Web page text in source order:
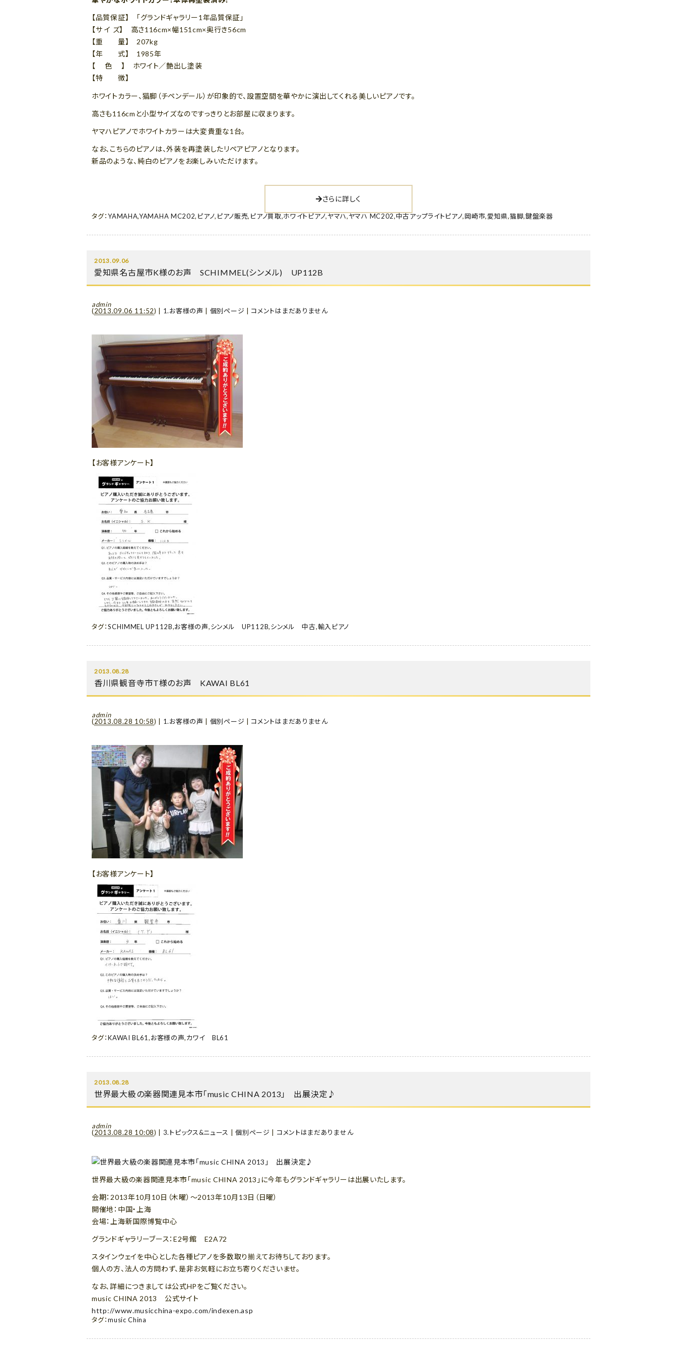
【品質保証】 「グランドギャラリー1年品質保証」
【サ イ ズ】 高さ116cm×幅151cm×奥行き56cm
【重 量】 207kg
【年 式】 1985年
【 色 】 ホワイト／艶出し塗装
【特 徴】
ホワイトカラー、猫脚（チペンデール）が印象的で、設置空間を華やかに演出してくれる美しいピアノです。
高さも116cmと小型サイズなのですっきりとお部屋に収まります。
ヤマハピアノでホワイトカラーは大変貴重な1台。
なお、こちらのピアノは、外装を再塗装したリペアピアノとなります。
新品のような、純白のピアノをお楽しみいただけます。
さらに詳しく
タグ：YAMAHA,YAMAHA MC202, ピアノ, ピアノ販売, ピアノ買取,ホワイトピアノ,ヤマハ,ヤマハ MC202,中古アップライトピアノ,岡崎市,愛知県,猫脚,鍵盤楽器
2013.09.06
愛知県名古屋市K様のお声 SCHIMMEL(シンメル) UP112B
admin
(2013.09.06 11:52) 1.お客様の声 個別ページ コメントはまだありません
【お客様アンケート】
タグ：SCHIMMEL UP112B,お客様の声,シンメル UP112B,シンメル 中古,輸入ピアノ
2013.08.28
香川県観音寺市T様のお声 KAWAI BL61
admin
(2013.08.28 10:58) 1.お客様の声 個別ページ コメントはまだありません
【お客様アンケート】
タグ：KAWAI BL61,お客様の声,カワイ BL61
2013.08.28
世界最大級の楽器関連見本市「music CHINA 2013」 出展決定♪
admin
(2013.08.28 10:08) | 3.トピックス&ニュース |個別ページ | コメントはまだありません
世界最大級の楽器関連見本市「music CHINA 2013」に今年もグランドギャラリーは出展いたします。
会期：2013年10月10日（木曜）～2013年10月13日（日曜）
開催地：中国・上海
会場：上海新国際博覧中心
グランドギャラリーブース：E2号館 E2A72
スタインウェイを中心とした各種ピアノを多数取り揃えてお待ちしております。
個人の方、法人の方問わず、是非お気軽にお立ち寄りくださいませ。
なお、詳細につきましては公式HPをご覧ください。
music CHINA 2013 公式サイト
http://www.musicchina-expo.com/indexen.asp
タグ：music China